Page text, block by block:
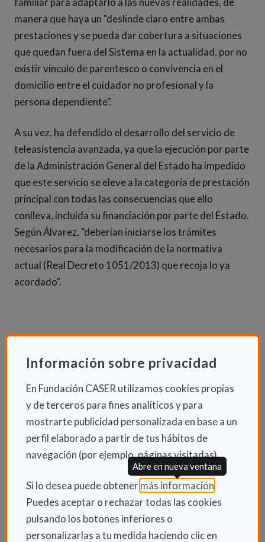
Información sobre privacidad
En Fundación CASER utilizamos cookies propias
y de terceros para fines analíticos y para
mostrarte publicidad personalizada en base a un
perfil elaborado a partir de tus hábitos de
navegación (por ejemplo, páginas visitadas).
Si lo desea puede obtener más información(Abre en
Puedes aceptar o rechazar todas las cookies
pulsando los botones inferiores o
personalizarlas a tu medida haciendo clic en
Abre en nueva ventana
manera que haya un "deslinde claro entre ambas
prestaciones y se pueda dar cobertura a situaciones
que quedan fuera del Sistema en la actualidad, por no
existir vínculo de parentesco o convivencia en el
domicilio entre el cuidador no profesional y la
persona dependiente".
A su vez, ha defendido el desarrollo del servicio de
teleasistencia avanzada, ya que la ejecución por parte
de la Administración General del Estado ha impedido
que este servicio se eleve a la categoría de prestación
principal con todas las consecuencias que ello
conlleva, incluida su financiación por parte del Estado.
Según Álvarez, "deberían iniciarse los trámites
necesarios para la modificación de la normativa
actual (Real Decreto 1051/2013) que recoja lo ya
acordado".
Además, la titular de Políticas Sociales ha defendido
la revisión del baremo de valoración de la
discapacidad, la implantación de pasarelas y la
revisión de las prestaciones a que da derecho el
reconocimiento de la discapacidad, bajo una
perspectiva integral. En este sentido, ha explicado que
si bien existe acuerdo unánime en la necesidad de
adaptar este baremo a la codificación internacional,
hasta la fecha no ha quedado garantizado que su
aplicación no conlleve un aumento del tiempo